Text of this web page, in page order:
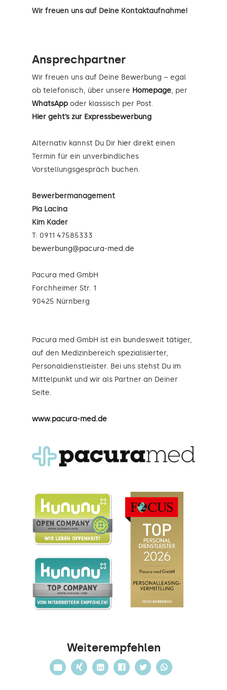
Wir freuen uns auf Deine Kontaktaufnahme!
Ansprechpartner
Wir freuen uns auf Deine Bewerbung – egal
ob telefonisch, über unsere Homepage, per
WhatsApp oder klassisch per Post.
Hier geht’s zur Expressbewerbung
Alternativ kannst Du Dir hier direkt einen
Termin für ein unverbindliches
Vorstellungsgespräch buchen.
Bewerbermanagement
Pia Lacina
Kim Kader
T: 0911 47585333
bewerbung@pacura-med.de
Pacura med GmbH
Forchheimer Str. 1
90425 Nürnberg
Pacura med GmbH ist ein bundesweit tätiger,
auf den Medizinbereich spezialisierter,
Personaldienstleister. Bei uns stehst Du im
Mittelpunkt und wir als Partner an Deiner
Seite.
www.pacura-med.de
Weiterempfehlen